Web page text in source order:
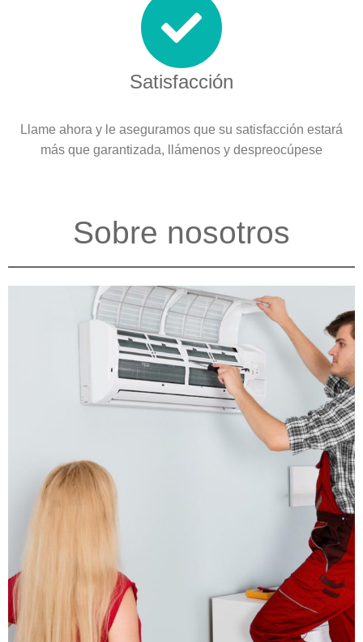
Satisfacción
Llame ahora y le aseguramos que su satisfacción estará
más que garantizada, llámenos y despreocúpese
Sobre nosotros